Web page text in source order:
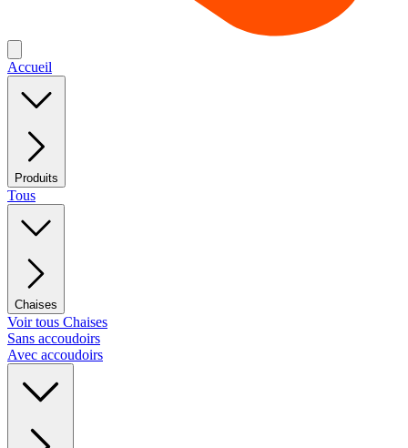
Accueil
Produits
Tous
Chaises
Voir tous Chaises
Sans accoudoirs
Avec accoudoirs